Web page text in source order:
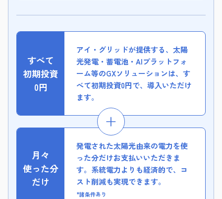
すべて
初期投資
0円
アイ・グリッドが提供する、太陽
光発電・蓄電池・AIプラットフォ
ーム等のGXソリューションは、す
べて初期投資0円で、導入いただけ
ます。
月々
使った分
だけ
発電された太陽光由来の電力を使
った分だけお支払いいただきま
す。系統電力よりも経済的で、コ
スト削減も実現できます。
*諸条件あり